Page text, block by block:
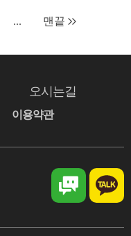
... 맨끝
오시는길
이용약관